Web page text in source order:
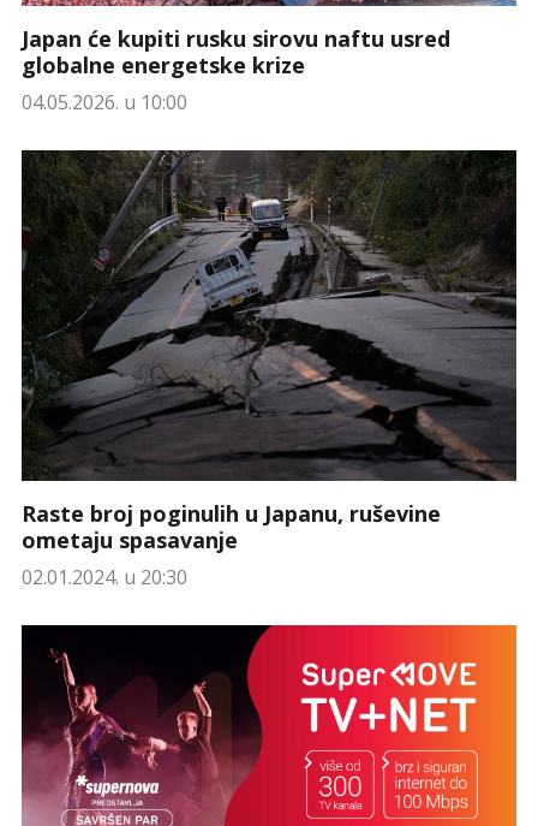
Japan će kupiti rusku sirovu naftu usred
globalne energetske krize
04.05.2026. u 10:00
Raste broj poginulih u Japanu, ruševine
ometaju spasavanje
02.01.2024. u 20:30